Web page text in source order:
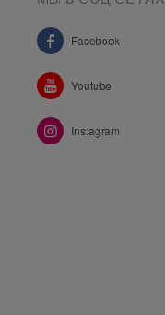
Facebook
Youtube
Instagram